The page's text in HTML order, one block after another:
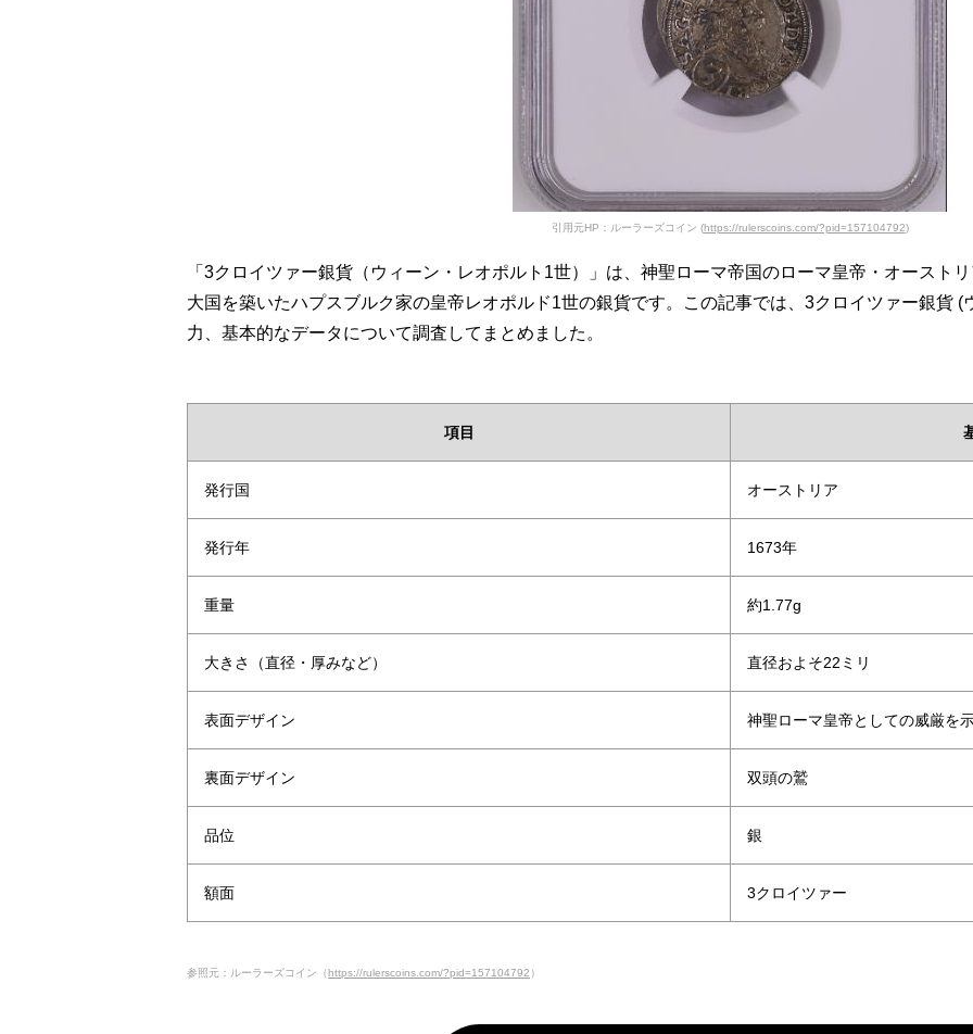
引用元HP：ルーラーズコイン (https://rulerscoins.com/?pid=157104792)
「3クロイツァー銀貨（ウィーン・レオポルト1世）」は、神聖ローマ帝国のローマ皇帝・オースト
大国を築いたハプスブルク家の皇帝レオポルド1世の銀貨です。この記事では、3クロイツァー銀貨
力、基本的なデータについて調査してまとめました。
項目
発行国 オーストリア
発行年 1673年
重量 約1.77g
大きさ（直径・厚みなど） 直径およそ22ミリ
表面デザイン 神聖ローマ皇帝としての威厳を
裏面デザイン 双頭の鷲
品位 銀
額面 3クロイツァー
参照元：ルーラーズコイン（https://rulerscoins.com/?pid=157104792 ）